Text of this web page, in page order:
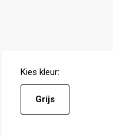
Kies kleur:
Grijs